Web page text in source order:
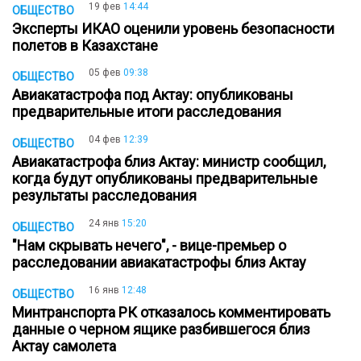
ОБЩЕСТВО 19 фев 14:44
Эксперты ИКАО оценили уровень безопасности
полетов в Казахстане
ОБЩЕСТВО 05 фев 09:38
Авиакатастрофа под Актау: опубликованы
предварительные итоги расследования
ОБЩЕСТВО 04 фев 12:39
Авиакатастрофа близ Актау: министр сообщил,
когда будут опубликованы предварительные
результаты расследования
ОБЩЕСТВО 24 янв 15:20
"Нам скрывать нечего", - вице-премьер о
расследовании авиакатастрофы близ Актау
ОБЩЕСТВО 16 янв 12:48
Минтранспорта РК отказалось комментировать
данные о черном ящике разбившегося близ
Актау самолета